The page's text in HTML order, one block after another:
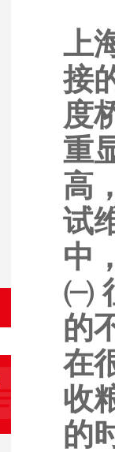
上
接
度
重
高
试
中
㈠
的
在
收
的